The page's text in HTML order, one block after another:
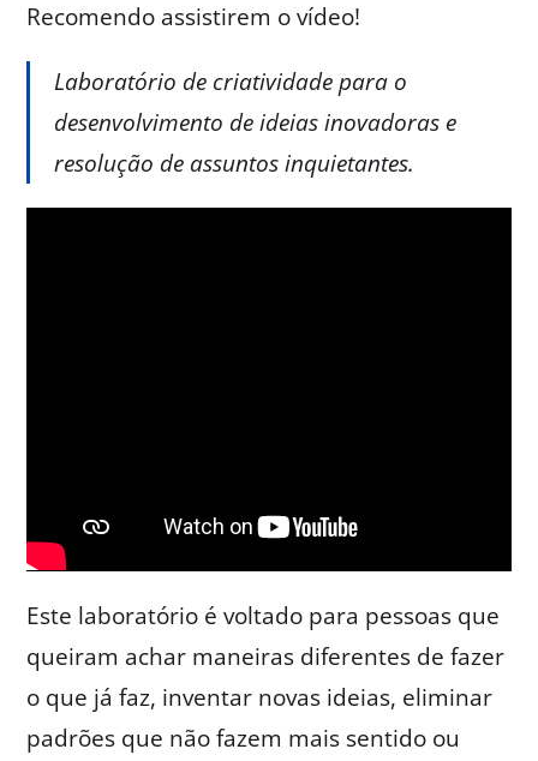
Recomendo assistirem o vídeo!
Laboratório de criatividade para o
desenvolvimento de ideias inovadoras e
resolução de assuntos inquietantes.
Este laboratório é voltado para pessoas que
queiram achar maneiras diferentes de fazer
o que já faz, inventar novas ideias, eliminar
padrões que não fazem mais sentido ou